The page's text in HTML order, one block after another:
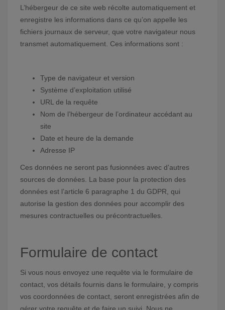
L’hébergeur de ce site web récolte automatiquement et
enregistre les informations dans ce qu’on appelle les
fichiers journaux de serveur, que votre navigateur nous
transmet automatiquement. Ces informations sont :
Type de navigateur et version
Système d’exploitation utilisé
URL de la requête
Nom de l’hébergeur de l’ordinateur accédant au
site
Date et heure de la demande
Adresse IP
Ces données ne seront pas fusionnées avec d’autres
sources de données. La base pour la protection des
données est l’article 6 paragraphe 1 du GDPR, qui
autorise la gestion des données pour accomplir des
mesures contractuelles ou précontractuelles.
Formulaire de contact
Si vous nous envoyez une requête via le formulaire de
contact, vos détails fournis dans le formulaire, y compris
vos coordonnées de contact, seront enregistrées afin de